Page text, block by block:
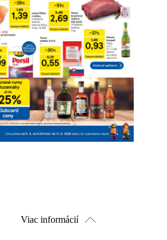
Stiahnuť
Detaily platnosti
Viac informácií